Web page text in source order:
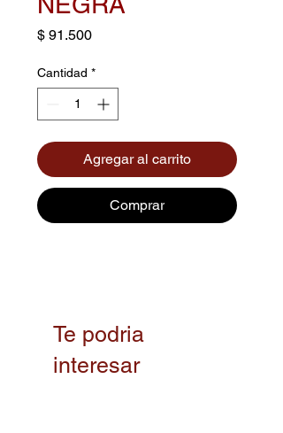
$ 91.500Precio
Cantidad *
Agregar al carrito
Comprar
Te podria
interesar